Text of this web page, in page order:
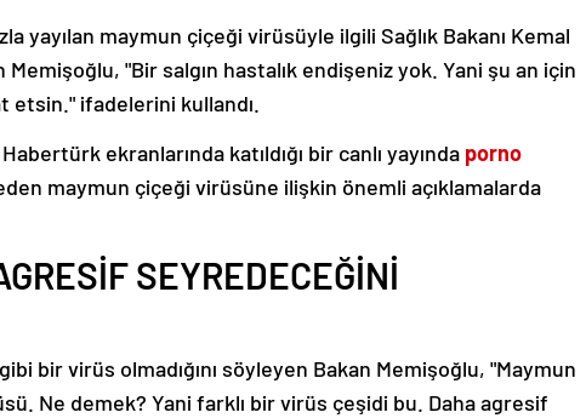
yayılan maymun çiçeği virüsüyle ilgili Sağlık Bakanı Kemal
Memişoğlu, "Bir salgın hastalık endişeniz yok. Yani şu an için
etsin." ifadelerini kullandı.
ekranlarında katıldığı bir canlı yayında porno
maymun çiçeği virüsüne ilişkin önemli açıklamalarda
SEYREDECEĞİNİ
bir virüs olmadığını söyleyen Bakan Memişoğlu, "Maymun
Ne demek? Yani farklı bir virüs çeşidi bu. Daha agresif